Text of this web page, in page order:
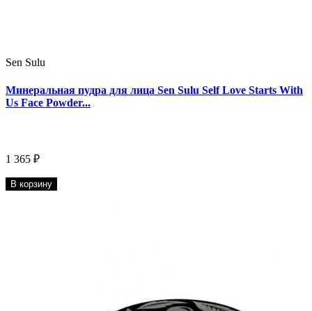
Sen Sulu
Минеральная пудра для лица Sen Sulu Self Love Starts With
Us Face Powder...
1 365 ₽
В корзину